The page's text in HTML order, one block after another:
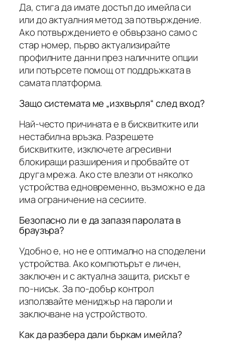
Да, стига да имате достъп до имейла си
или до актуалния метод за потвърждение.
Ако потвърждението е обвързано само с
стар номер, първо актуализирайте
профилните данни през наличните опции
или потърсете помощ от поддръжката в
самата платформа.
Защо системата ме „изхвърля“ след вход?
Най-често причината е в бисквитките или
нестабилна връзка. Разрешете
бисквитките, изключете агресивни
блокиращи разширения и пробвайте от
друга мрежа. Ако сте влезли от няколко
устройства едновременно, възможно е да
има ограничение на сесиите.
Безопасно ли е да запазя паролата в
браузъра?
Удобно е, но не е оптимално на споделени
устройства. Ако компютърът е личен,
заключен и с актуална защита, рискът е
по-нисък. За по-добър контрол
използвайте мениджър на пароли и
заключване на устройството.
Как да разбера дали бъркам имейла?